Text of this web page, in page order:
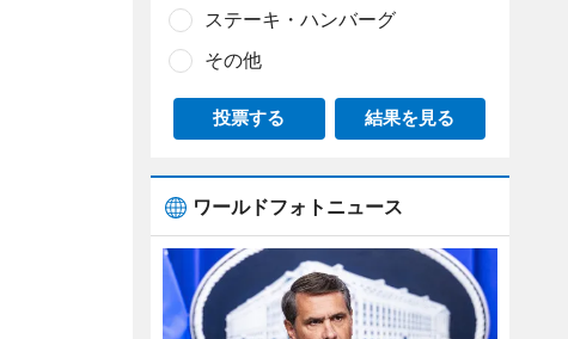
ステーキ・ハンバーグ
その他
投票する 結果を見る
ワールドフォトニュース